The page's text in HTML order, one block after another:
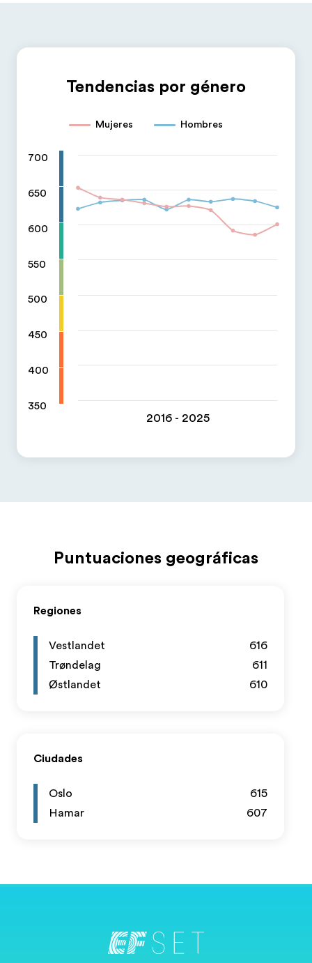
Tendencias por género
Mujeres Hombres
700
650
600
550
500
450
400
350
2016 - 2025
Puntuaciones geográficas
Regiones
Vestlandet
616
Trøndelag
611
Østlandet
610
Ciudades
Oslo
615
Hamar
607